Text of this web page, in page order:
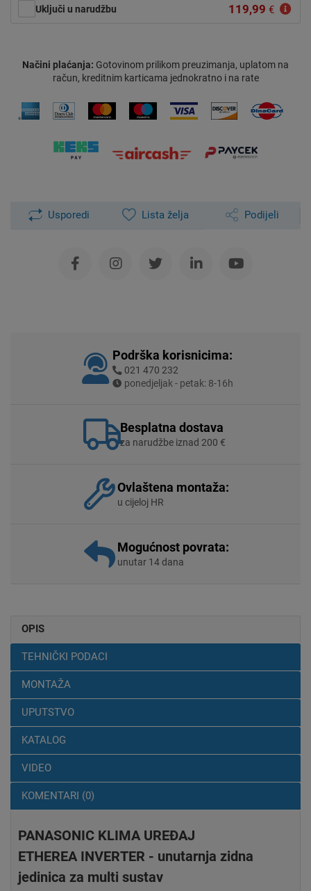
Uključi u narudžbu 119,99 €
Načini plaćanja: Gotovinom prilikom preuzimanja, uplatom na
račun, kreditnim karticama jednokratno i na rate
Usporedi Lista želja Podijeli
Podrška korisnicima:
021 470 232
ponedjeljak - petak: 8-16h
Besplatna dostava
za narudžbe iznad 200 €
Ovlaštena montaža:
u cijeloj HR
Mogućnost povrata:
unutar 14 dana
OPIS
TEHNIČKI PODACI
MONTAŽA
UPUTSTVO
KATALOG
VIDEO
KOMENTARI (0)
PANASONIC KLIMA UREĐAJ
ETHEREA INVERTER - unutarnja zidna
jedinica za multi sustav